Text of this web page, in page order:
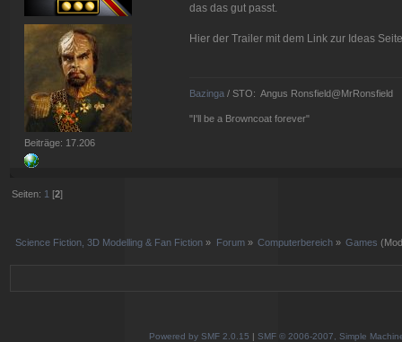
Beiträge: 17.206
das das gut passt.
Hier der Trailer mit dem Link zur Ideas
Bazinga/ STO: Angus Ronsfield@MrRonsfield
"I'll be a Browncoat forever"
Seiten: 1 [2]
Science Fiction, 3D Modelling & Fan Fiction » Forum» Computerbereich » Games
Powered by SMF 2.0.15 | SMF © 2006-2007, Simple